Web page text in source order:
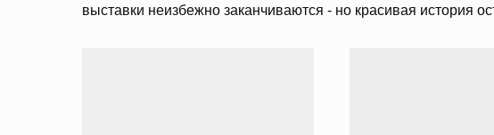
выставки неизбежно заканчиваются - но красивая история